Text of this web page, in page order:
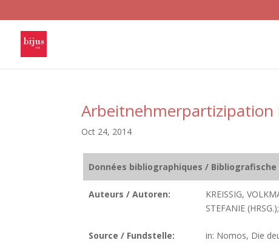
Arbeitnehmerpartizipation
Oct 24, 2014
Données bibliographiques / Bibliografische
Auteurs / Autoren:
KREISSIG,
STEFANIE
Source / Fundstelle:
in: Nomos, Die